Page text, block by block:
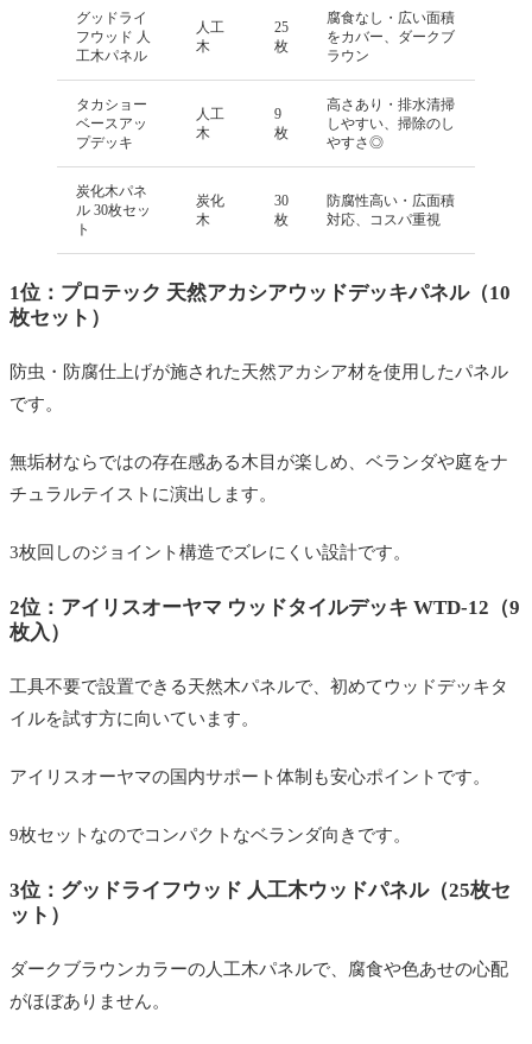
グッドライ
フウッド 人
工木パネル
人工
木
25
枚
腐食なし・広い面積
をカバー、ダークブ
ラウン
タカショー
ベースアッ
プデッキ
人工
木
9
枚
高さあり・排水清掃
しやすい、掃除のし
やすさ◎
炭化木パネ
ル 30枚セッ
ト
炭化
木
30
枚
防腐性高い・広面積
対応、コスパ重視
1位：プロテック 天然アカシアウッドデッキパネル（10
枚セット）
防虫・防腐仕上げが施された天然アカシア材を使用したパネル
です。
無垢材ならではの存在感ある木目が楽しめ、ベランダや庭をナ
チュラルテイストに演出します。
3枚回しのジョイント構造でズレにくい設計です。
2位：アイリスオーヤマ ウッドタイルデッキ WTD-12（9
枚入）
工具不要で設置できる天然木パネルで、初めてウッドデッキタ
イルを試す方に向いています。
アイリスオーヤマの国内サポート体制も安心ポイントです。
9枚セットなのでコンパクトなベランダ向きです。
3位：グッドライフウッド 人工木ウッドパネル（25枚セ
ット）
ダークブラウンカラーの人工木パネルで、腐食や色あせの心配
がほぼありません。